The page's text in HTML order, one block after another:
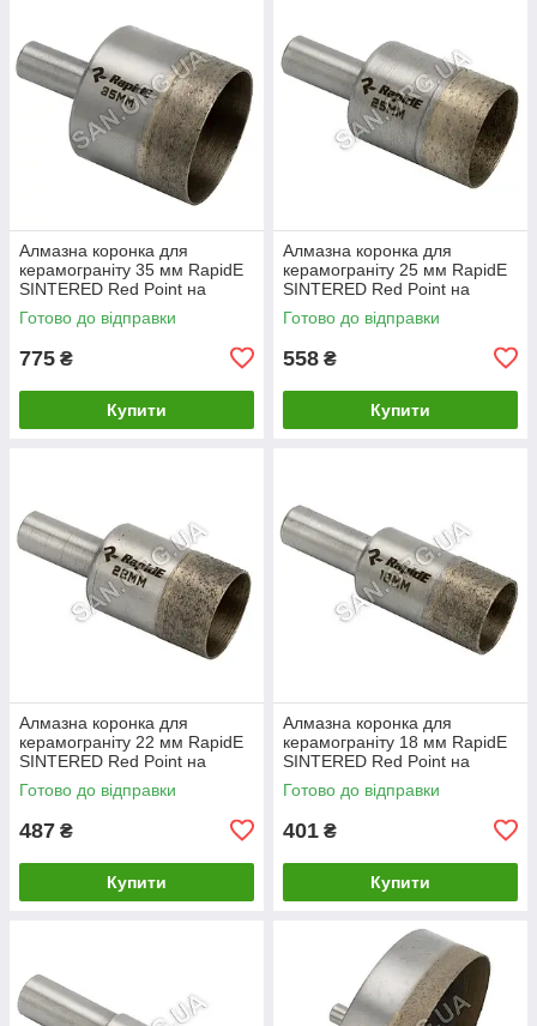
Алмазна коронка для
керамограніту 35 мм RapidE
SINTERED Red Point на
Дриль
Готово до відправки
775 ₴
Купити
Алмазна коронка для
керамограніту 25 мм RapidE
SINTERED Red Point на
Дриль
Готово до відправки
558 ₴
Купити
Алмазна коронка для
керамограніту 22 мм RapidE
SINTERED Red Point на
Дриль
Готово до відправки
487 ₴
Купити
Алмазна коронка для
керамограніту 18 мм RapidE
SINTERED Red Point на
Дриль
Готово до відправки
401 ₴
Купити